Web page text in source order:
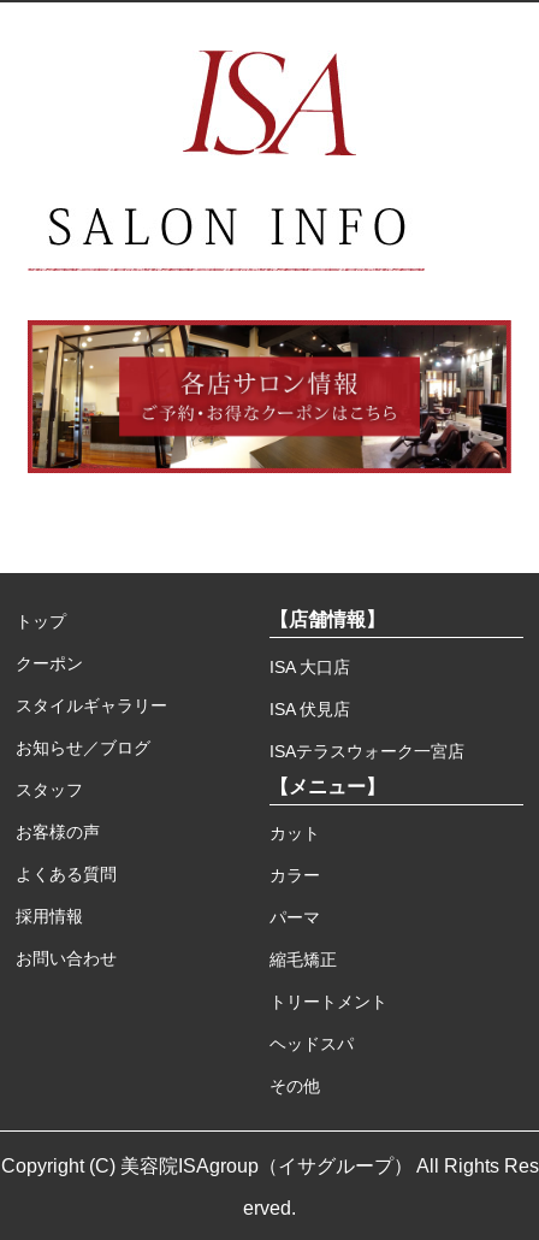
トップ
クーポン
スタイルギャラリー
お知らせ／ブログ
スタッフ
お客様の声
よくある質問
採用情報
お問い合わせ
【店舗情報】
ISA 大口店
ISA 伏見店
ISAテラスウォーク一宮店
【メニュー】
カット
カラー
パーマ
縮毛矯正
トリートメント
ヘッドスパ
その他
Copyright (C) 美容院ISAgroup（イサグループ） All Rights Res
erved.